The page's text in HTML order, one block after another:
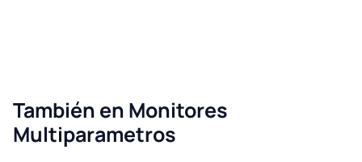
También en Monitores
Multiparametros